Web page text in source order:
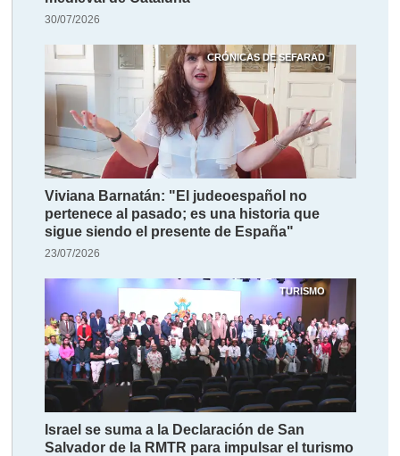
30/07/2026
CRÓNICAS DE SEFARAD
Viviana Barnatán: "El judeoespañol no
pertenece al pasado; es una historia que
sigue siendo el presente de España"
23/07/2026
TURISMO
Israel se suma a la Declaración de San
Salvador de la RMTR para impulsar el turismo